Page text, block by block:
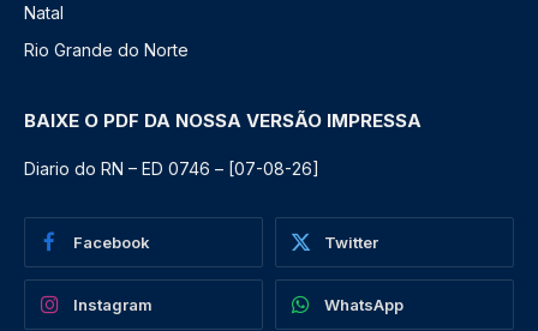
Natal
Rio Grande do Norte
BAIXE O PDF DA NOSSA VERSÃO IMPRESSA
Diario do RN – ED 0746 – [07-08-26]
Facebook Twitter
Instagram WhatsApp